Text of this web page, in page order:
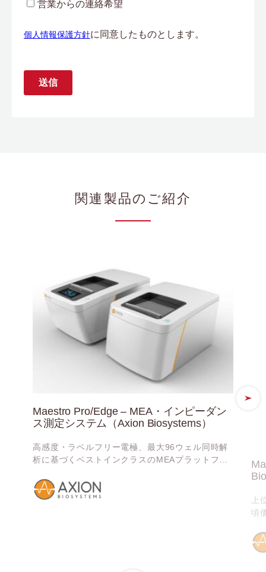
関連製品のご紹介
Maestro Pro/Edge – MEA・インピーダン
ス測定システム（Axion Biosystems）
高感度・ラベルフリー電極、最大96ウェル同時解
析に基づくベストインクラスのMEAプラットフォ
頃